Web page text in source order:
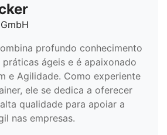
profundo conhecimento
ágeis e é apaixonado
e Agilidade. Como experiente
ele se dedica a oferecer
qualidade para apoiar a
nas empresas.